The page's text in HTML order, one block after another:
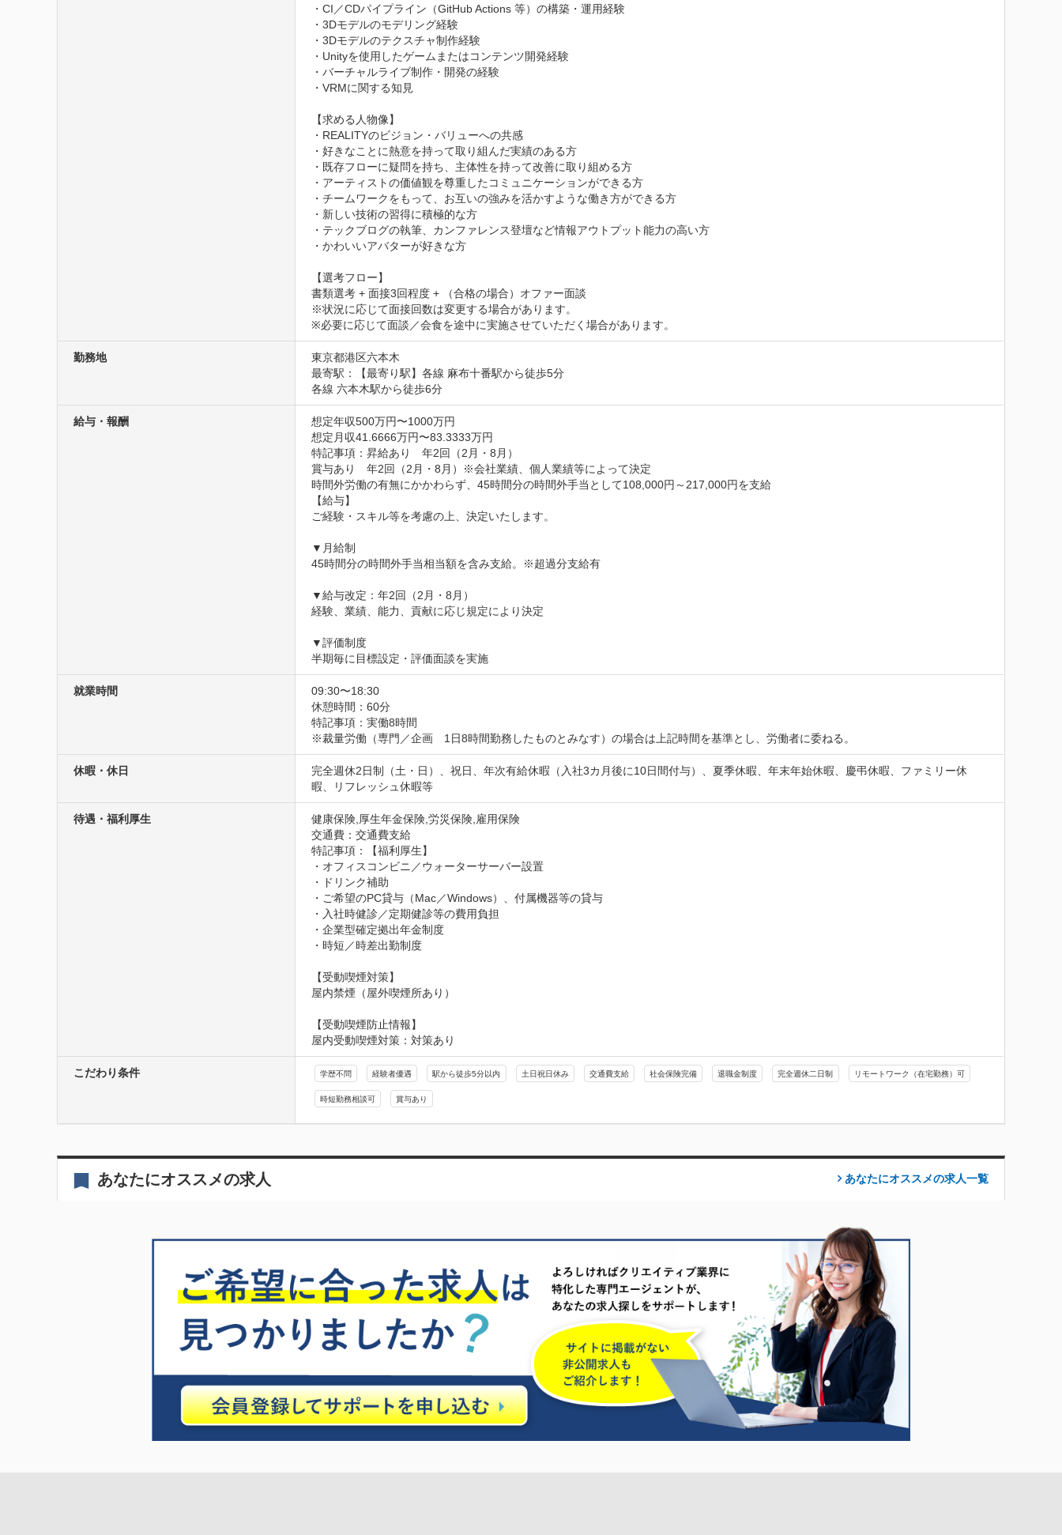
・CI／CDパイプライン（GitHub Actions 等）の構築・運用経験
・3Dモデルのモデリング経験
・3Dモデルのテクスチャ制作経験
・Unityを使用したゲームまたはコンテンツ開発経験
・バーチャルライブ制作・開発の経験
・VRMに関する知見
【求める人物像】
・REALITYのビジョン・バリューへの共感
・好きなことに熱意を持って取り組んだ実績のある方
・既存フローに疑問を持ち、主体性を持って改善に取り組める方
・アーティストの価値観を尊重したコミュニケーションができる方
・チームワークをもって、お互いの強みを活かすような働き方ができる方
・新しい技術の習得に積極的な方
・テックブログの執筆、カンファレンス登壇など情報アウトプット能力の高い方
・かわいいアバターが好きな方
【選考フロー】
書類選考 + 面接3回程度 + （合格の場合）オファー面談
※状況に応じて面接回数は変更する場合があります。
※必要に応じて面談／会食を途中に実施させていただく場合があります。
勤務地
東京都港区六本木
最寄駅：【最寄り駅】各線 麻布十番駅から徒歩5分
各線 六本木駅から徒歩6分
給与・報酬
想定年収500万円〜1000万円
想定月収41.6666万円〜83.3333万円
特記事項：昇給あり　年2回（2月・8月）
賞与あり　年2回（2月・8月）※会社業績、個人業績等によって決定
時間外労働の有無にかかわらず、45時間分の時間外手当として108,000円～217,000円を支給
【給与】
ご経験・スキル等を考慮の上、決定いたします。
▼月給制
45時間分の時間外手当相当額を含み支給。※超過分支給有
▼給与改定：年2回（2月・8月）
経験、業績、能力、貢献に応じ規定により決定
▼評価制度
半期毎に目標設定・評価面談を実施
就業時間
09:30〜18:30
休憩時間：60分
特記事項：実働8時間
※裁量労働（専門／企画　1日8時間勤務したものとみなす）の場合は上記時間を基準とし、労働者に委ねる。
休暇・休日
完全週休2日制（土・日）、祝日、年次有給休暇（入社3カ月後に10日間付与）、夏季休暇、年末年始休暇、慶弔休暇、ファミリー休
暇、リフレッシュ休暇等
待遇・福利厚生
健康保険,厚生年金保険,労災保険,雇用保険
交通費：交通費支給
特記事項：【福利厚生】
・オフィスコンビニ／ウォーターサーバー設置
・ドリンク補助
・ご希望のPC貸与（Mac／Windows）、付属機器等の貸与
・入社時健診／定期健診等の費用負担
・企業型確定拠出年金制度
・時短／時差出勤制度
【受動喫煙対策】
屋内禁煙（屋外喫煙所あり）
【受動喫煙防止情報】
屋内受動喫煙対策：対策あり
こだわり条件 学歴不問 経験者優遇 駅から徒歩5分以内 土日祝日休み 交通費支給 社会保険完備 退職金制度 完全週休二日制 リモートワーク（在宅勤務）可
時短勤務相談可 賞与あり
あなたにオススメの求人 あなたにオススメの求人一覧